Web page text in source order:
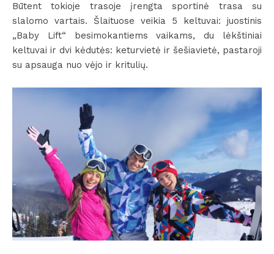
Būtent tokioje trasoje įrengta sportinė trasa su
slalomo vartais. Šlaituose veikia 5 keltuvai: juostinis
„Baby Lift“ besimokantiems vaikams, du lėkštiniai
keltuvai ir dvi kėdutės: keturvietė ir šešiavietė, pastaroji
su apsauga nuo vėjo ir kritulių.